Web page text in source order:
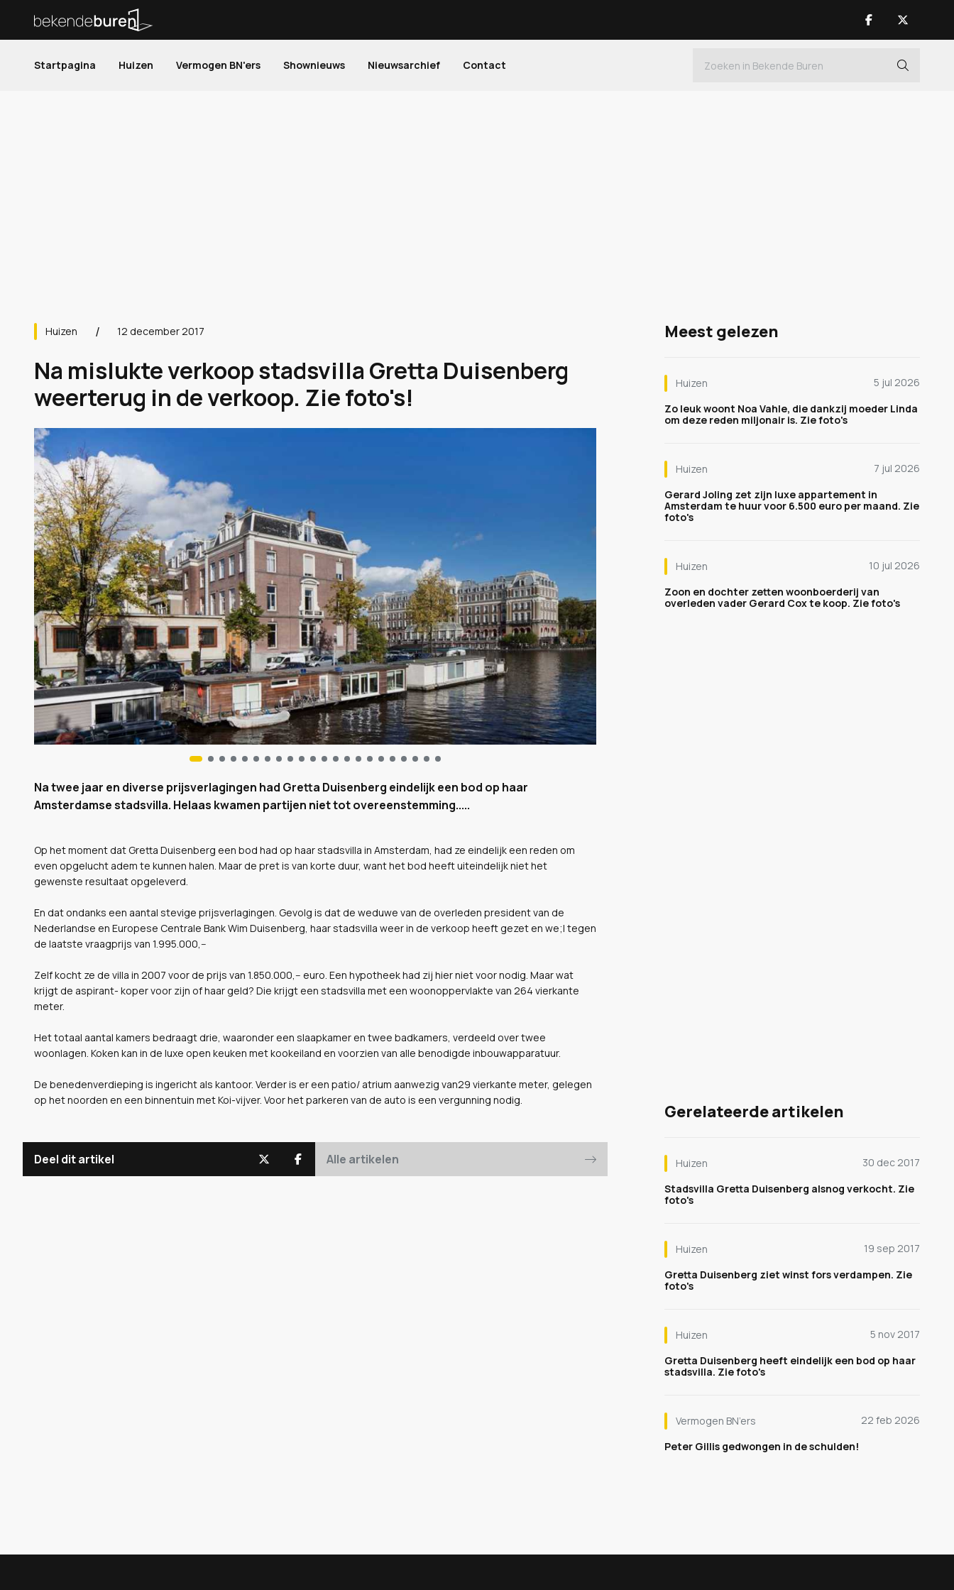
Startpagina Huizen Vermogen BN'ers Shownieuws Nieuwsarchief Contact
Huizen 12 december 2017
Na mislukte verkoop stadsvilla Gretta Duisenberg
weerterug in de verkoop. Zie foto's!
Na twee jaar en diverse prijsverlagingen had Gretta Duisenberg eindelijk een bod op haar
Amsterdamse stadsvilla. Helaas kwamen partijen niet tot overeenstemming.....
Op het moment dat Gretta Duisenberg een bod had op haar stadsvilla in Amsterdam, had ze eindelijk een reden om
even opgelucht adem te kunnen halen. Maar de pret is van korte duur, want het bod heeft uiteindelijk niet het
gewenste resultaat opgeleverd.
En dat ondanks een aantal stevige prijsverlagingen. Gevolg is dat de weduwe van de overleden president van de
Nederlandse en Europese Centrale Bank Wim Duisenberg, haar stadsvilla weer in de verkoop heeft gezet en we;l tegen
de laatste vraagprijs van 1.995.000,--
Zelf kocht ze de villa in 2007 voor de prijs van 1.850.000,-- euro. Een hypotheek had zij hier niet voor nodig. Maar wat
krijgt de aspirant- koper voor zijn of haar geld? Die krijgt een stadsvilla met een woonoppervlakte van 264 vierkante
meter.
Het totaal aantal kamers bedraagt drie, waaronder een slaapkamer en twee badkamers, verdeeld over twee
woonlagen. Koken kan in de luxe open keuken met kookeiland en voorzien van alle benodigde inbouwapparatuur.
De benedenverdieping is ingericht als kantoor. Verder is er een patio/ atrium aanwezig van29 vierkante meter, gelegen
op het noorden en een binnentuin met Koi-vijver. Voor het parkeren van de auto is een vergunning nodig.
Deel dit artikel Alle artikelen
Meest gelezen
Huizen
5 jul 2026
Zo leuk woont Noa Vahle, die dankzij moeder Linda
om deze reden miljonair is. Zie foto's
Huizen
7 jul 2026
Gerard Joling zet zijn luxe appartement in
Amsterdam te huur voor 6.500 euro per maand. Zie
foto's
Huizen
10 jul 2026
Zoon en dochter zetten woonboerderij van
overleden vader Gerard Cox te koop. Zie foto's
Gerelateerde artikelen
Huizen
30 dec 2017
Stadsvilla Gretta Duisenberg alsnog verkocht. Zie
foto's
Huizen
19 sep 2017
Gretta Duisenberg ziet winst fors verdampen. Zie
foto's
Huizen
5 nov 2017
Gretta Duisenberg heeft eindelijk een bod op haar
stadsvilla. Zie foto's
Vermogen BN’ers
22 feb 2026
Peter Gillis gedwongen in de schulden!